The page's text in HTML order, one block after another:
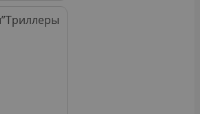
Триллеры